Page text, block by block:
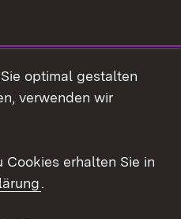
Datenschutz
optimal gestalten
verwenden wir
Cookies erhalten Sie in
.